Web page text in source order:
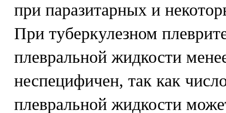
при паразитарных и
При туберкулезном
плевральной жидкости
неспецифичен, так как
плевральной жидкости